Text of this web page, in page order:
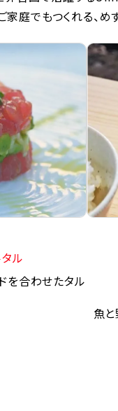
家庭でもつくれる、
ル
を合わせたタル
魚